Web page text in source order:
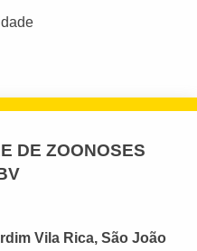
DE ZOONOSES
Vila Rica, São João